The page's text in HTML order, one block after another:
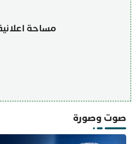
مساحة
صوت وصورة